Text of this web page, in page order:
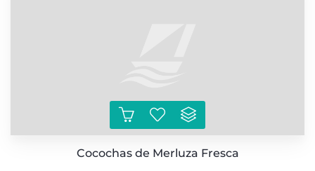
Cocochas de Merluza Fresca